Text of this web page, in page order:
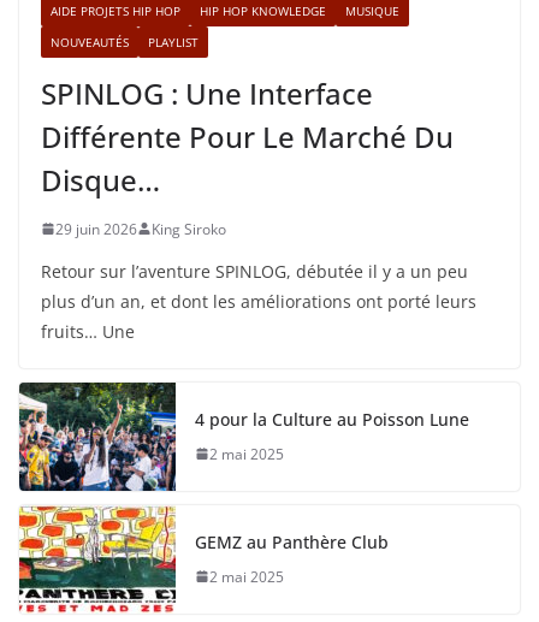
AIDE PROJETS HIP HOP HIP HOP KNOWLEDGE
MUSIQUE
NOUVEAUTÉS
PLAYLIST
SPINLOG : Une Interface
Différente Pour Le Marché Du
Disque…
29 juin 2026 King Siroko
Retour sur l’aventure SPINLOG, débutée il y a un peu
plus d’un an, et dont les améliorations ont porté leurs
fruits… Une
4 pour la Culture au Poisson Lune
2 mai 2025
GEMZ au Panthère Club
2 mai 2025